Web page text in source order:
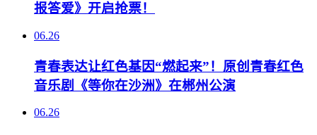
报答爱》开启抢票！
06.26
青春表达让红色基因“燃起来”！原创青春红色
音乐剧《等你在沙洲》在郴州公演
06.26